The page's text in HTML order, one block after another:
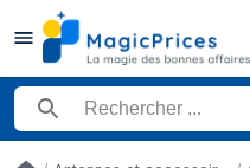
Rechercher un produit